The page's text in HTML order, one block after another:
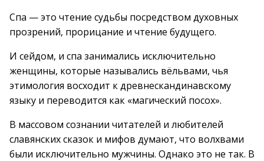
Спа — это чтение судьбы посредством духовных
прозрений, прорицание и чтение будущего.
И сейдом, и спа занимались исключительно
женщины, которые назывались вёльвами, чья
этимология восходит к древнескандинавскому
языку и переводится как «магический посох».
В массовом сознании читателей и любителей
славянских сказок и мифов думают, что волхвами
были исключительно мужчины. Однако это не так. В